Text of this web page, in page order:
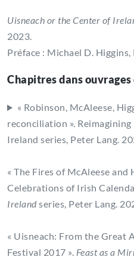
Uisneach or the Center of
2023.
Préface : Michael D.
Chapitres dans
« Robinson, McAleese,
reconciliation ». Reimagining
Ireland series, Peter Lang.
« The Fires of McAleese
Celebrations of Irish
Irelandseries, Peter Lang.
« Uisneach: From the Great
Festival 2017 ». Feast as a